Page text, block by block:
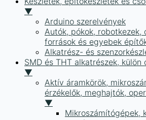
▼
Arduino szerelvények
Autók, pókok, robotkezek,
források és egyebek
Alkatrész- és
SMD és THT alkatrészek, külön
▼
Aktív áramkörök,
érzékelők, meghajtók,
▼
Mikroszámítógépek,